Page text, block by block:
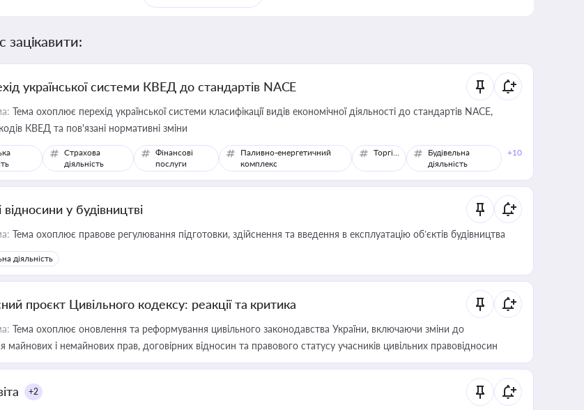
зацікавити:
української системи КВЕД до стандартів NACE
Тема охоплює перехід української системи класифікації видів економічної діяльності до стандартів NACE,
КВЕД та пов'язані нормативні зміни
Страхова
діяльність
Фінансові
послуги
Паливно-енергетичний
комплекс
Торгівля
Будівельна
діяльність
+10
у будівництві
Тема охоплює правове регулювання підготовки, здійснення та введення в експлуатацію об’єктів будівництва
діяльність
проєкт Цивільного кодексу: реакції та критика
Тема охоплює оновлення та реформування цивільного законодавства України, включаючи зміни до
майнових і немайнових прав, договірних відносин та правового статусу учасників цивільних правовідносин
+2